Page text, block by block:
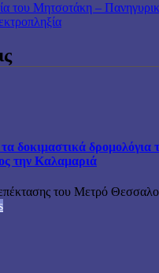
του Μητσοτάκη –
δοκιμαστικά δρομολόγια
την Καλαμαριά
του Μετρό